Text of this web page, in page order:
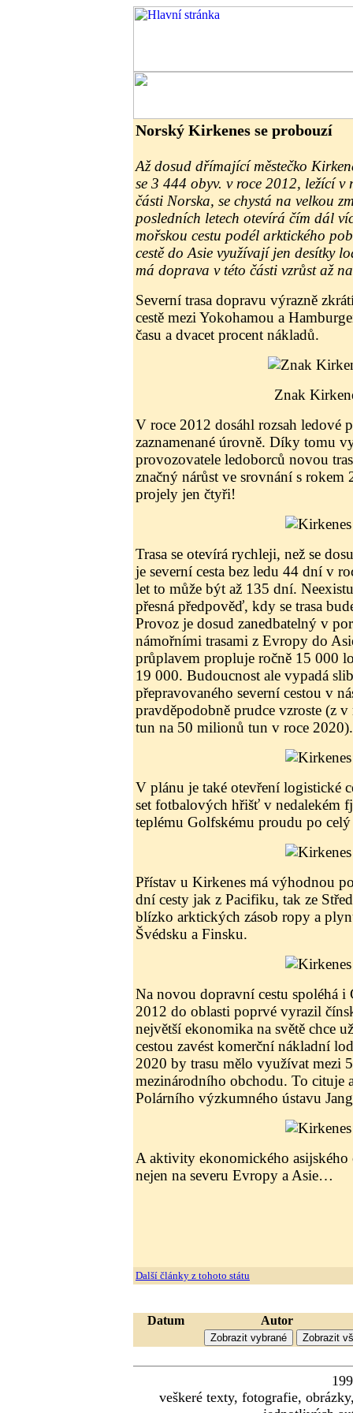
Norský Kirkenes se probouzí
Až dosud dřímající městečko
se 3 444 obyv. v roce 2012, ležící v
části Norska, se chystá na velkou
posledních letech otevírá čím dál
mořskou cestu podél arktického
cestě do Asie využívají jen desítky
má doprava v této části vzrůst až
Severní trasa dopravu výrazně
cestě mezi Yokohamou a
času a dvacet procent nákladů.
Znak
V roce 2012 dosáhl rozsah ledové
zaznamenané úrovně. Díky tomu
provozovatele ledoborců novou
značný nárůst ve srovnání s
projely jen čtyři!
Trasa se otevírá rychleji, než se
je severní cesta bez ledu 44 dní v
let to může být až 135 dní.
přesná předpověď, kdy se trasa
Provoz je dosud zanedbatelný v
námořními trasami z Evropy do
průplavem propluje ročně 15 000
19 000. Budoucnost ale vypadá
přepravovaného severní cestou v
pravděpodobně prudce vzroste (z
tun na 50 milionů tun v roce 2020).
V plánu je také otevření logistické
set fotbalových hřišť v nedalekém
teplému Golfskému proudu po celý
Přístav u Kirkenes má výhodnou
dní cesty jak z Pacifiku, tak ze
blízko arktických zásob ropy a
Švédsku a Finsku.
Na novou dopravní cestu spoléhá i
2012 do oblasti poprvé vyrazil
největší ekonomika na světě chce
cestou zavést komerční nákladní
2020 by trasu mělo využívat mezi
mezinárodního obchodu. To cituje
Polárního výzkumného ústavu
A aktivity ekonomického asijského
nejen na severu Evropy a Asie…
Další články z tohoto státu
Datum Autor
veškeré texty, fotografie,